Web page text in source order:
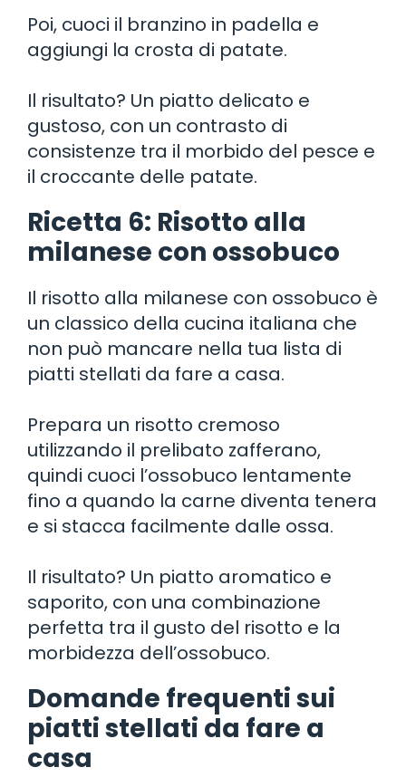
Poi, cuoci il branzino in padella e
aggiungi la crosta di patate.
Il risultato? Un piatto delicato e
gustoso, con un contrasto di
consistenze tra il morbido del pesce e
il croccante delle patate.
Ricetta 6: Risotto alla
milanese con ossobuco
Il risotto alla milanese con ossobuco è
un classico della cucina italiana che
non può mancare nella tua lista di
piatti stellati da fare a casa.
Prepara un risotto cremoso
utilizzando il prelibato zafferano,
quindi cuoci l’ossobuco lentamente
fino a quando la carne diventa tenera
e si stacca facilmente dalle ossa.
Il risultato? Un piatto aromatico e
saporito, con una combinazione
perfetta tra il gusto del risotto e la
morbidezza dell’ossobuco.
Domande frequenti sui
piatti stellati da fare a
casa